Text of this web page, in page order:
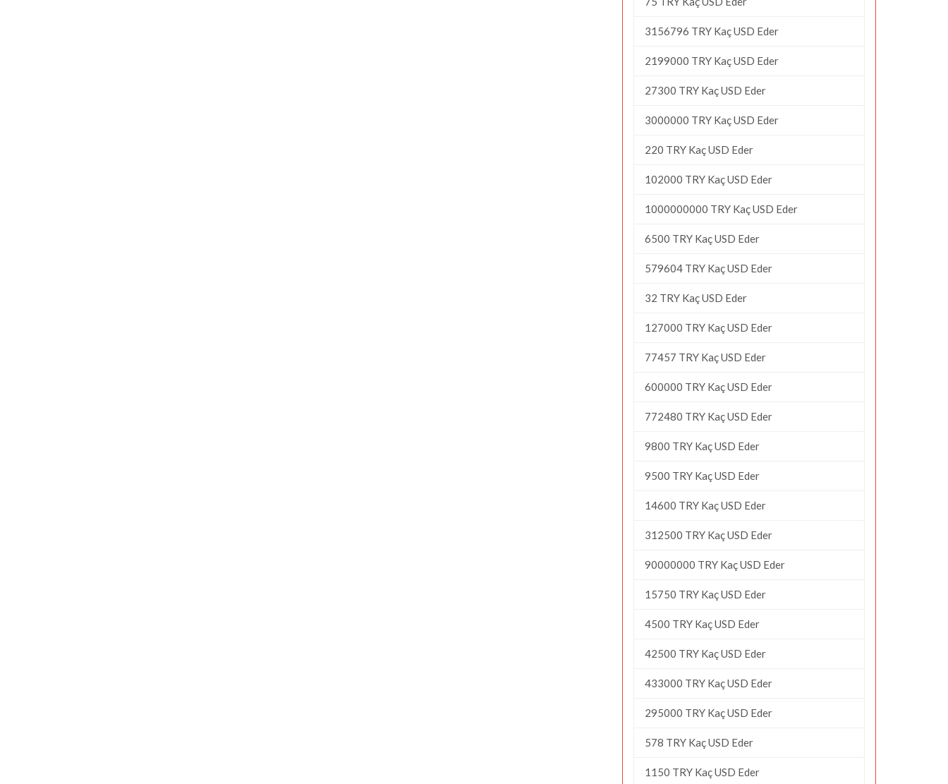
3156796 TRY Kaç USD Eder
2199000 TRY Kaç USD Eder
27300 TRY Kaç USD Eder
3000000 TRY Kaç USD Eder
220 TRY Kaç USD Eder
102000 TRY Kaç USD Eder
1000000000 TRY Kaç USD Eder
6500 TRY Kaç USD Eder
579604 TRY Kaç USD Eder
32 TRY Kaç USD Eder
127000 TRY Kaç USD Eder
77457 TRY Kaç USD Eder
600000 TRY Kaç USD Eder
772480 TRY Kaç USD Eder
9800 TRY Kaç USD Eder
9500 TRY Kaç USD Eder
14600 TRY Kaç USD Eder
312500 TRY Kaç USD Eder
90000000 TRY Kaç USD Eder
15750 TRY Kaç USD Eder
4500 TRY Kaç USD Eder
42500 TRY Kaç USD Eder
433000 TRY Kaç USD Eder
295000 TRY Kaç USD Eder
578 TRY Kaç USD Eder
1150 TRY Kaç USD Eder